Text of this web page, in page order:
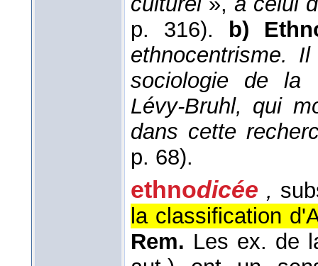
p. 316). b)
ethnocentrisme. Il
sociologie de la
Lévy-Bruhl, qui
dans cette
p. 68).
ethnodicée ,
la classification
Rem. Les ex. de